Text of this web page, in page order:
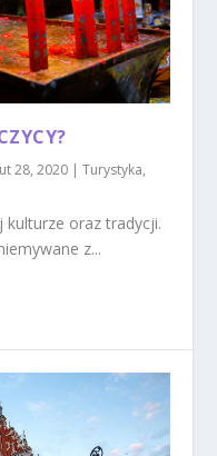
28, 2020 |Turystyka,
oraz tradycji.
z...